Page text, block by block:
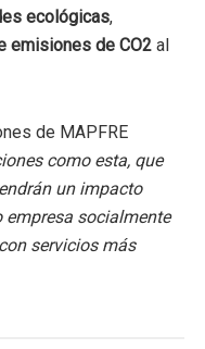
ecológicas,
emisiones de CO2 al
de MAPFRE
como esta, que
un impacto
empresa socialmente
servicios más